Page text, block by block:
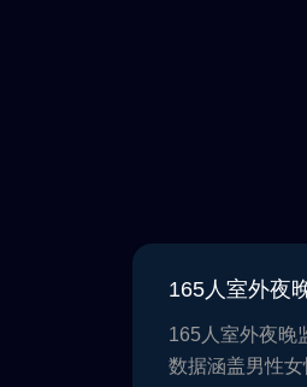
165人室外夜
165人室外夜晚
数据涵盖男性